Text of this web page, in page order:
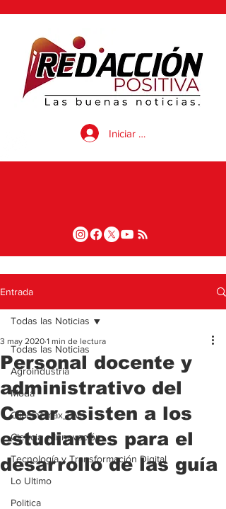
Iniciar sesión
Entrada
Todas las Noticias
Agroindustria
Moda
Clipcinemax_TV
Ciencia e Innovación
Tecnología y Transformación Digital
Lo Ultimo
Politica
Todas las Noticias
Personal docente y
administrativo del
Cesar asisten a los
estudiantes para el
desarrollo de las guía
3 may 2020 1 min de lectura